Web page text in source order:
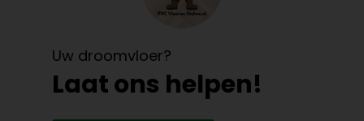
Uw droomvloer?
Laat ons helpen!